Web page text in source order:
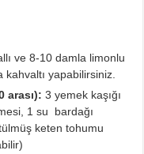
ve 8-10 damla limonlu
kahvaltı yapabilirsiniz.
arası): 3 yemek kaşığı
1 su bardağı
keten tohumu